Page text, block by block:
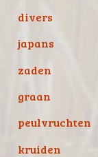
divers
japans
zaden
graan
peulvruchten
kruiden